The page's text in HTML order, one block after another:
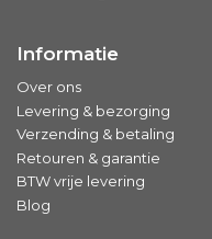
Informatie
Over ons
Levering & bezorging
Verzending & betaling
Retouren & garantie
BTW vrije levering
Blog